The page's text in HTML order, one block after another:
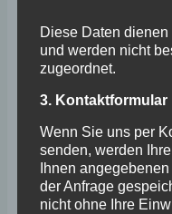
Jugendliche:
Jugendliche
Platzbelegung
Spielzeit:
Sind alle
warten auf
die max.
Diese Daten
und werden nicht
zugeordnet.
3. Kontaktformular
Wenn Sie uns per
senden, werden
Ihnen
der Anfrage
nicht ohne Ihre